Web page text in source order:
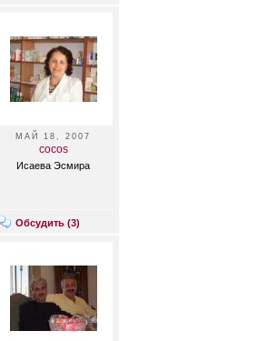
МАЙ 18, 2007
cocos
Исаева Эсмира
Обсудить (3)